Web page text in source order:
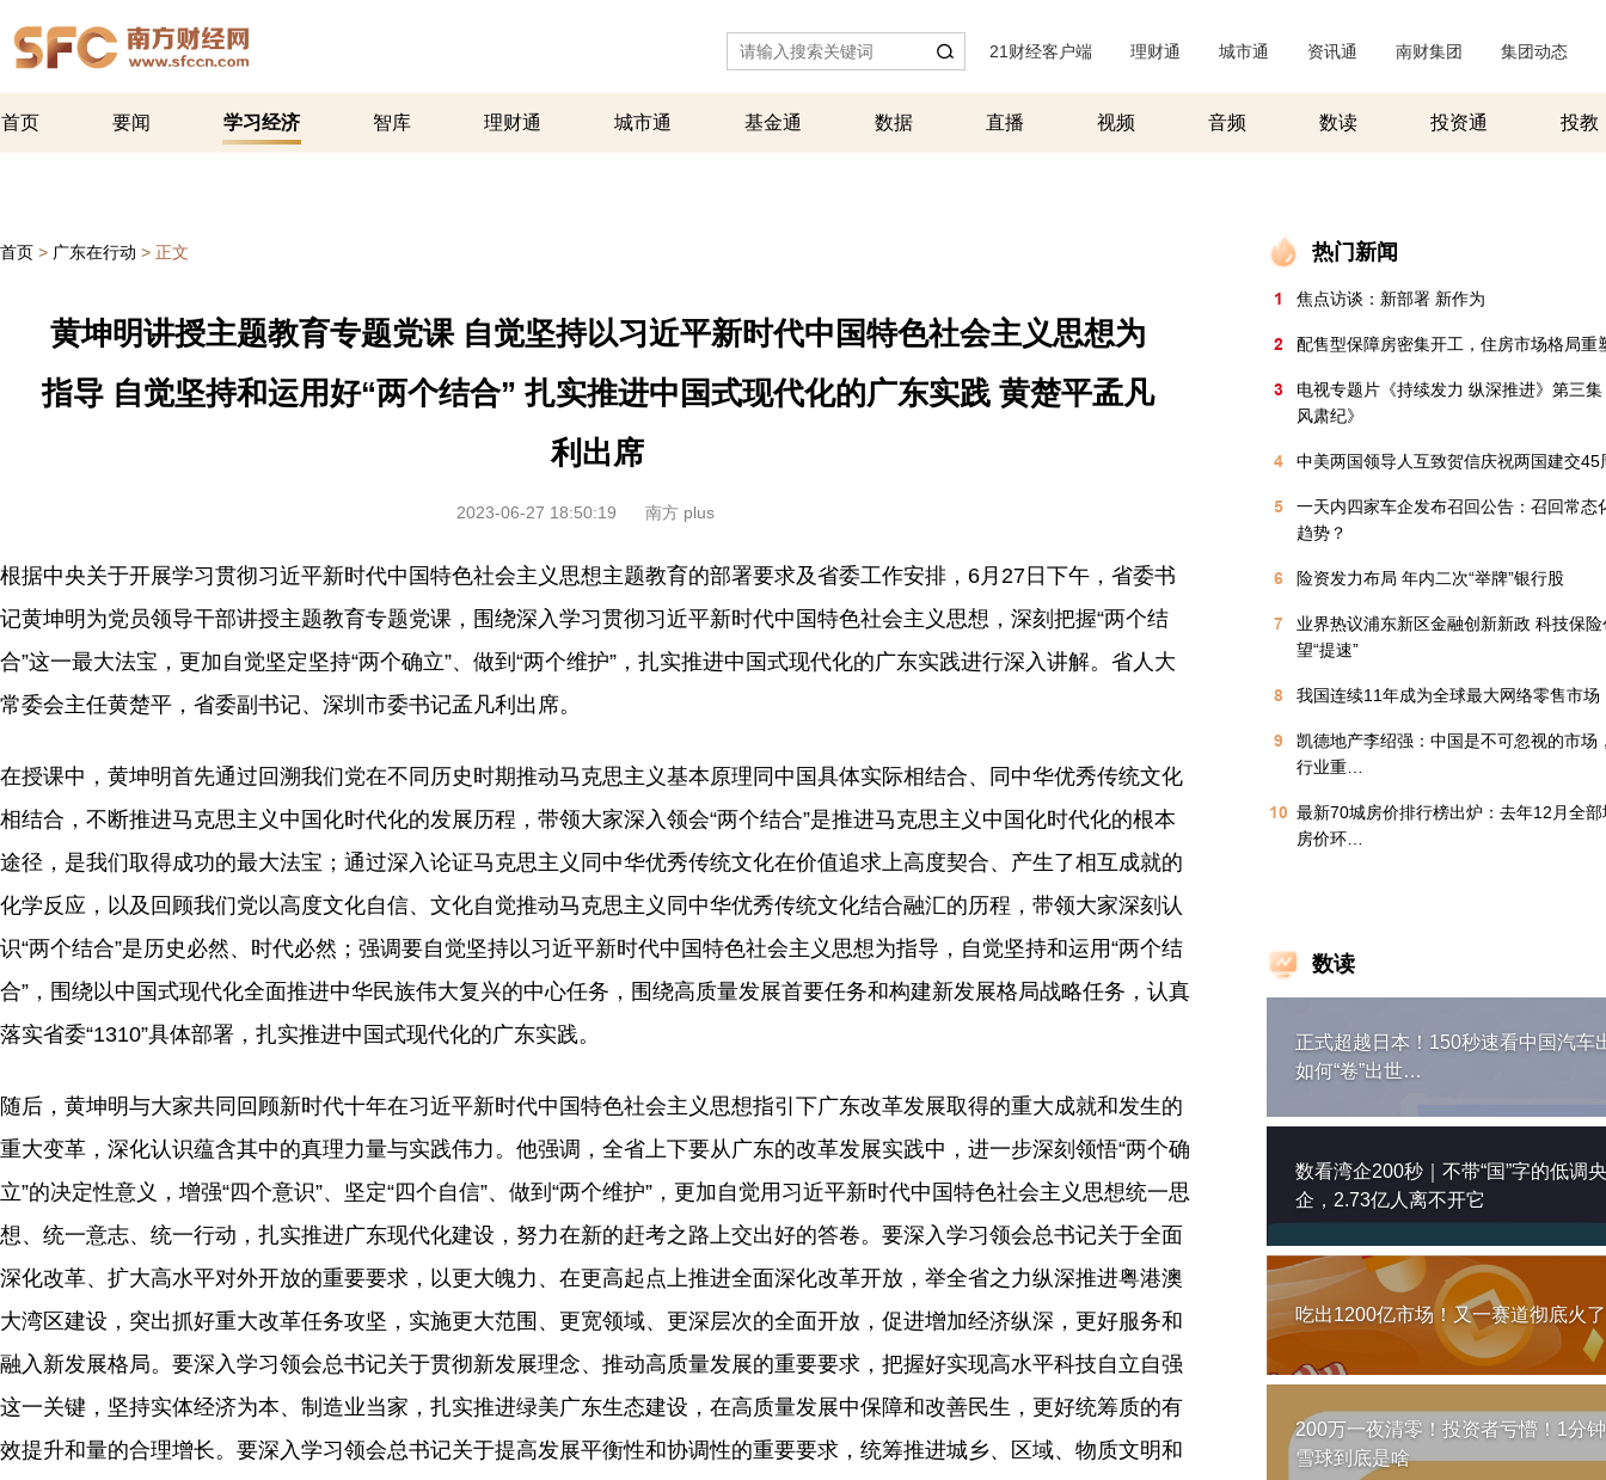
21财经客户端 理财通 城市通 资讯通 南财集团 集团动态
首页 要闻 学习经济 智库 理财通 城市通 基金通 数据 直播 视频 音频 数读 投资通 投教
首页 > 广东在行动 > 正文
黄坤明讲授主题教育专题党课 自觉坚持以习近平新时代中国特色社会主义思想为
指导 自觉坚持和运用好“两个结合” 扎实推进中国式现代化的广东实践 黄楚平孟凡
利出席
2023-06-27 18:50:19 南方 plus
根据中央关于开展学习贯彻习近平新时代中国特色社会主义思想主题教育的部署要求及省委工作安排，6月27日下午，省委书
记黄坤明为党员领导干部讲授主题教育专题党课，围绕深入学习贯彻习近平新时代中国特色社会主义思想，深刻把握“两个结
合”这一最大法宝，更加自觉坚定坚持“两个确立”、做到“两个维护”，扎实推进中国式现代化的广东实践进行深入讲解。省人大
常委会主任黄楚平，省委副书记、深圳市委书记孟凡利出席。
在授课中，黄坤明首先通过回溯我们党在不同历史时期推动马克思主义基本原理同中国具体实际相结合、同中华优秀传统文化
相结合，不断推进马克思主义中国化时代化的发展历程，带领大家深入领会“两个结合”是推进马克思主义中国化时代化的根本
途径，是我们取得成功的最大法宝；通过深入论证马克思主义同中华优秀传统文化在价值追求上高度契合、产生了相互成就的
化学反应，以及回顾我们党以高度文化自信、文化自觉推动马克思主义同中华优秀传统文化结合融汇的历程，带领大家深刻认
识“两个结合”是历史必然、时代必然；强调要自觉坚持以习近平新时代中国特色社会主义思想为指导，自觉坚持和运用“两个结
合”，围绕以中国式现代化全面推进中华民族伟大复兴的中心任务，围绕高质量发展首要任务和构建新发展格局战略任务，认真
落实省委“1310”具体部署，扎实推进中国式现代化的广东实践。
随后，黄坤明与大家共同回顾新时代十年在习近平新时代中国特色社会主义思想指引下广东改革发展取得的重大成就和发生的
重大变革，深化认识蕴含其中的真理力量与实践伟力。他强调，全省上下要从广东的改革发展实践中，进一步深刻领悟“两个确
立”的决定性意义，增强“四个意识”、坚定“四个自信”、做到“两个维护”，更加自觉用习近平新时代中国特色社会主义思想统一思
想、统一意志、统一行动，扎实推进广东现代化建设，努力在新的赶考之路上交出好的答卷。要深入学习领会总书记关于全面
深化改革、扩大高水平对外开放的重要要求，以更大魄力、在更高起点上推进全面深化改革开放，举全省之力纵深推进粤港澳
大湾区建设，突出抓好重大改革任务攻坚，实施更大范围、更宽领域、更深层次的全面开放，促进增加经济纵深，更好服务和
融入新发展格局。要深入学习领会总书记关于贯彻新发展理念、推动高质量发展的重要要求，把握好实现高水平科技自立自强
这一关键，坚持实体经济为本、制造业当家，扎实推进绿美广东生态建设，在高质量发展中保障和改善民生，更好统筹质的有
效提升和量的合理增长。要深入学习领会总书记关于提高发展平衡性和协调性的重要要求，统筹推进城乡、区域、物质文明和
热门新闻
1 焦点访谈：新部署 新作为
2 配售型保障房密集开工，住房市场格局重
3
电视专题片《持续发力 纵深推进》第三
风肃纪》
4 中美两国领导人互致贺信庆祝两国建交45
5
一天内四家车企发布召回公告：召回常态
趋势？
6 险资发力布局 年内二次“举牌”银行股
7
业界热议浦东新区金融创新新政 科技保
望“提速”
8 我国连续11年成为全球最大网络零售市场
9
凯德地产李绍强：中国是不可忽视的市场
行业重…
10 最新70城房价排行榜出炉：去年12月全
房价环…
数读
正式超越日本！150秒速看中国汽车
如何“卷”出世…
数看湾企200秒｜不带“国”字的低调央
企，2.73亿人离不开它
吃出1200亿市场！又一赛道彻底火了
200万一夜清零！投资者亏懵！1分
雪球到底是啥